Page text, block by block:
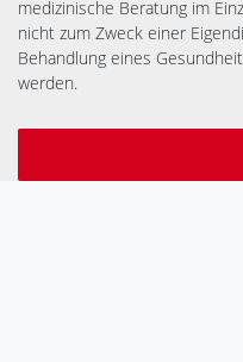
medizinische Beratung im
nicht zum Zweck einer
Behandlung eines
werden.